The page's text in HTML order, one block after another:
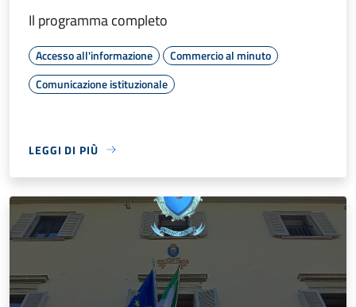
Il programma completo
Accesso all'informazione
Commercio al minuto
Comunicazione istituzionale
LEGGI DI PIÙ